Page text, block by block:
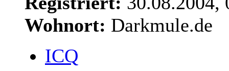
Wohnort: Darkmule.de
ICQ